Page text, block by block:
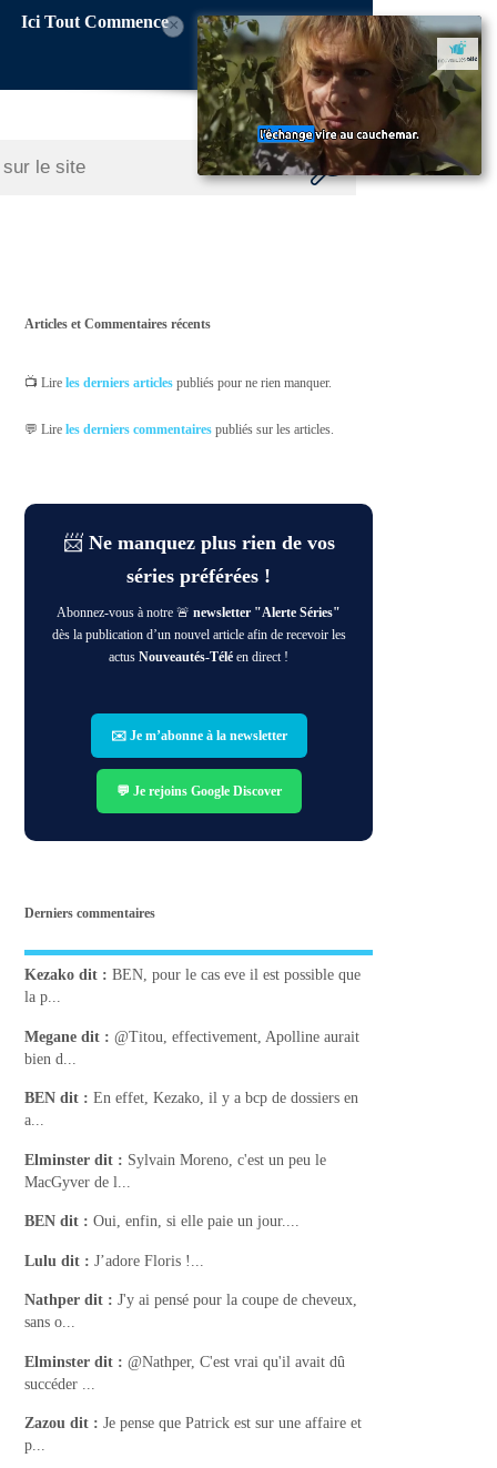
Ici Tout Commence×
Articles et Commentaires récents
📺 Lireles derniers articles publiés pour ne rien manquer.
💬 Lireles derniers commentaires publiés sur les articles.
📨 Ne manquez plus rien de vos
séries préférées !
Abonnez-vous à notre 🚨newsletter "Alerte Séries"
dès la publication d’un nouvel article afin de recevoir les
actusNouveautés-Télé en direct !
✉️ Je m’abonne à la newsletter
💬 Je rejoins Google Discover
Derniers commentaires
Kezako dit : BEN, pour le cas eve il est possible que
la p...
Megane dit : @Titou, effectivement, Apolline aurait
bien d...
BEN dit : En effet, Kezako, il y a bcp de dossiers en
a...
Elminster dit : Sylvain Moreno, c'est un peu le
MacGyver de l...
BEN dit : Oui, enfin, si elle paie un jour....
Lulu dit : J’adore Floris !...
Nathper dit : J'y ai pensé pour la coupe de cheveux,
sans o...
Elminster dit : @Nathper, C'est vrai qu'il avait dû
succéder ...
Zazou dit : Je pense que Patrick est sur une affaire et
p...